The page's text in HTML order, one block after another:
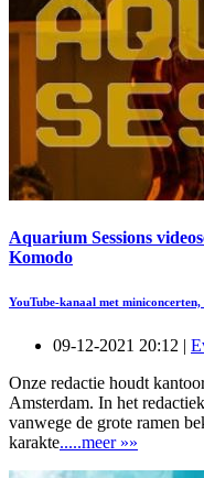
Aquarium Sessions
Komodo
YouTube-kanaal met
09-12-2021 20:12 |
Onze redactie houdt
Amsterdam. In het
vanwege de grote ramen
karakte.....meer »»